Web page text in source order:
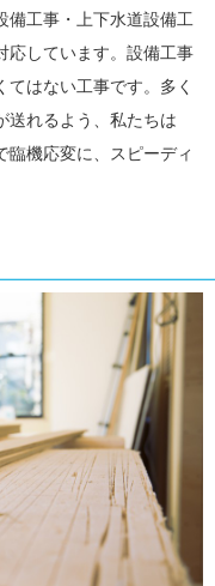
備工事・上下水道設備工
応しています。設備工事
はない工事です。多く
送れるよう、私たちは
臨機応変に、スピーディ